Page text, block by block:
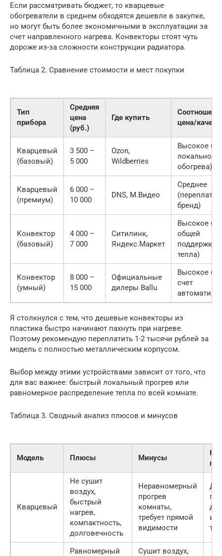
Если рассматривать бюджет, то кварцевые
обогреватели в среднем обходятся дешевле в закупке,
но могут быть более экономичными в эксплуатации за
счет направленного нагрева. Конвекторы стоят чуть
дороже из-за сложности конструкции радиатора.
Таблица 2. Сравнение стоимости и мест покупки
Тип
прибора
Средняя
цена
(руб.)
Где купить
цена/
Кварцевый
(базовый)
3 500 –
5 000
Ozon,
Wildberries
Высокое
локального
обогрева)
Кварцевый
(премиум)
6 000 –
10 000
DNS, М.Видео
Среднее
(переплата
бренд)
Конвектор
(базовый)
4 000 –
7 000
Ситилинк,
Яндекс.Маркет
Высокое
общей
поддержки
тепла)
Конвектор
(умный)
8 000 –
15 000
Официальные
дилеры Ballu
Высокое (за
счет
Я столкнулся с тем, что дешевые конвекторы из
пластика быстро начинают пахнуть при нагреве.
Поэтому рекомендую переплатить 1-2 тысячи рублей за
модель с полностью металлическим корпусом.
Выбор между этими устройствами зависит от того, что
для вас важнее: быстрый локальный прогрев или
равномерное распределение тепла по всей комнате.
Таблица 3. Сводный анализ плюсов и минусов
Модель Плюсы Минусы
Кварцевый
Не сушит
воздух,
быстрый
нагрев,
компактность,
долговечность
Неравномерный
прогрев
комнаты,
требует прямой
видимости
Равномерный
Сушит воздух,